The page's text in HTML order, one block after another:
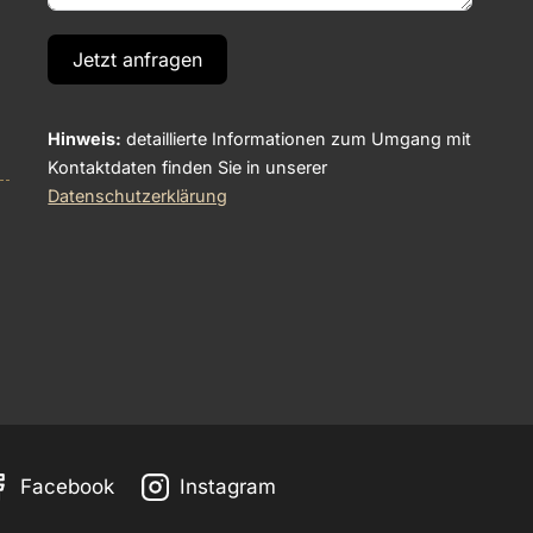
Jetzt anfragen
Hinweis: detaillierte Informationen zum Umgang mit
Kontaktdaten finden Sie in unserer
Datenschutzerklärung
Facebook Instagram